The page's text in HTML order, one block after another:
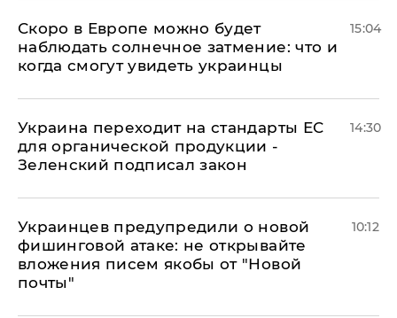
Скоро в Европе можно будет
наблюдать солнечное затмение: что и
когда смогут увидеть украинцы
15:04
Украина переходит на стандарты ЕС
для органической продукции -
Зеленский подписал закон
14:30
Украинцев предупредили о новой
фишинговой атаке: не открывайте
вложения писем якобы от "Новой
почты"
10:12